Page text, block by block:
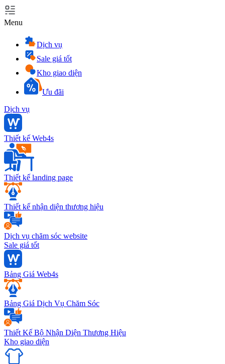
Menu
Dịch vụ
Sale giá tốt
Kho giao diện
Ưu đãi
Dịch vụ
Thiết kế Web4s
Thiết kế landing page
Thiết kế nhận diện thương hiệu
Dịch vụ chăm sóc website
Sale giá tốt
Bảng Giá Web4s
Bảng Giá Dịch Vụ Chăm Sóc
Thiết Kế Bộ Nhận Diện Thương Hiệu
Kho giao diện